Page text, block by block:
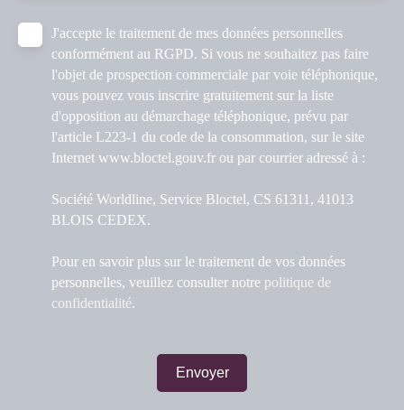
J'accepte le traitement de mes données personnelles
conformément au RGPD. Si vous ne souhaitez pas faire
l'objet de prospection commerciale par voie téléphonique,
vous pouvez vous inscrire gratuitement sur la liste
d'opposition au démarchage téléphonique, prévu par
l'article L223-1 du code de la consommation, sur le site
Internet www.bloctel.gouv.fr ou par courrier adressé à :
Société Worldline, Service Bloctel, CS 61311, 41013
BLOIS CEDEX.
Pour en savoir plus sur le traitement de vos données
personnelles, veuillez consulter notre politique de
confidentialité.
Envoyer